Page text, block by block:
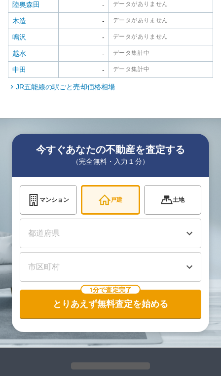
陸奥森田 - データがありません
木造 - データがありません
鳴沢 - データがありません
越水 - データ集計中
中田 - データ集計中
JR五能線の駅ごと売却価格相場
今すぐあなたの不動産を査定する
（完全無料・入力１分）
マンション 戸建 土地
1分で査定完了
とりあえず無料査定を始める